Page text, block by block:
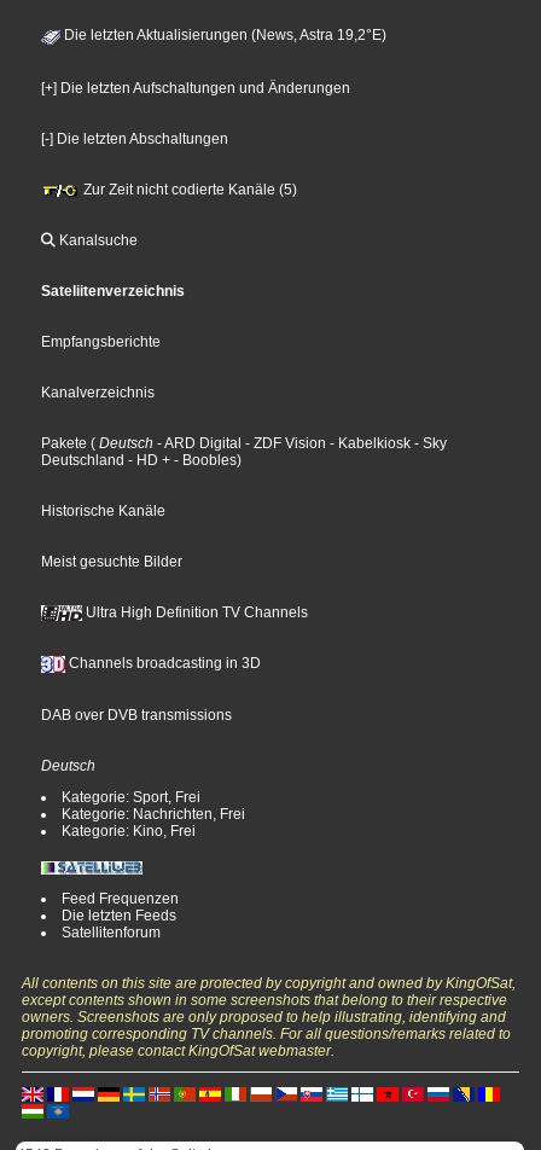
Die letzten Aktualisierungen (News, Astra 19,2°E)
[+] Die letzten Aufschaltungen und Änderungen
[-] Die letzten Abschaltungen
Zur Zeit nicht codierte Kanäle (5)
Kanalsuche
Sateliitenverzeichnis
Empfangsberichte
Kanalverzeichnis
Pakete ( Deutsch - ARD Digital - ZDF Vision - Kabelkiosk - Sky
Deutschland - HD + - Boobles)
Historische Kanäle
Meist gesuchte Bilder
Ultra High Definition TV Channels
Channels broadcasting in 3D
DAB over DVB transmissions
Deutsch
Kategorie: Sport, Frei
Kategorie: Nachrichten, Frei
Kategorie: Kino, Frei
Feed Frequenzen
Die letzten Feeds
Satellitenforum
All contents on this site are protected by copyright and owned by KingOfSat,
except contents shown in some screenshots that belong to their respective
owners. Screenshots are only proposed to help illustrating, identifying and
promoting corresponding TV channels. For all questions/remarks related to
copyright, please contact KingOfSat webmaster.